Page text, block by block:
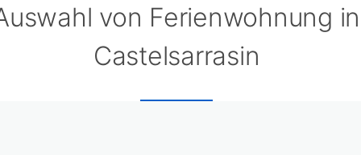
von Ferienwohnung in
Castelsarrasin